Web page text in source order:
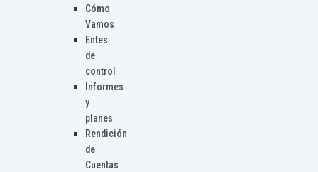
Cómo
Vamos
Entes
de
control
Informes
y
planes
Rendición
de
Cuentas